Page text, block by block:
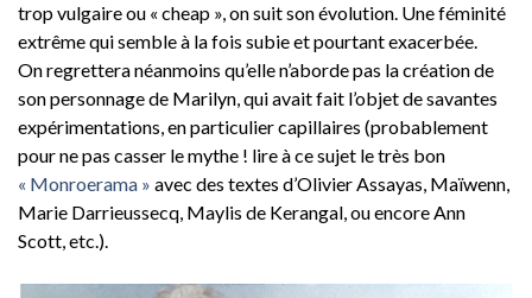
trop vulgaire ou « cheap », on suit son évolution. Une féminité
extrême qui semble à la fois subie et pourtant exacerbée.
On regrettera néanmoins qu’elle n’aborde pas la création de
son personnage de Marilyn, qui avait fait l’objet de savantes
expérimentations, en particulier capillaires (probablement
pour ne pas casser le mythe ! lire à ce sujet le très bon
« Monroerama » avec des textes d’Olivier Assayas, Maïwenn,
Marie Darrieussecq, Maylis de Kerangal, ou encore Ann
Scott, etc.).